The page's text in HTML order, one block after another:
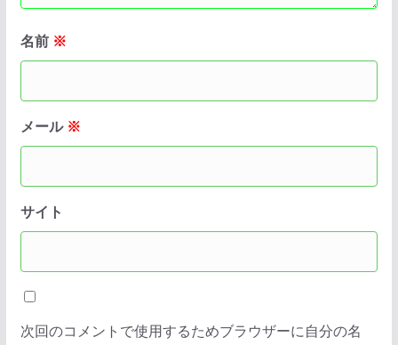
名前 ※
メール ※
サイト
次回のコメントで使用するためブラウザーに自分の名